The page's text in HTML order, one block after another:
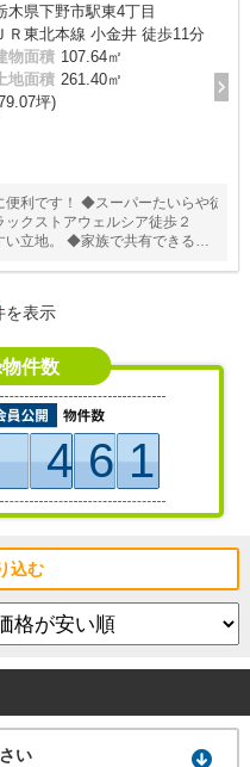
木県下野市駅東4丁目
Ｒ東北本線 小金井 徒歩11分
物面積 107.64㎡
地面積 261.40㎡
坪)
利です！ ◆スーパーたいらや徒
クストアウェルシア徒歩２
い立地。 ◆家族で共有できる広
を表示
件数
461
込む
い